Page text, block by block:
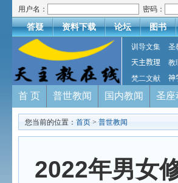
用户名： 密码：
答疑 资料下载 论坛 图书
训导文集 圣
天主教理
教
梵二文献
神
首 页 普世教闻 国内教闻 圣座
您当前的位置： 首页 > 普世教闻
2022年男女